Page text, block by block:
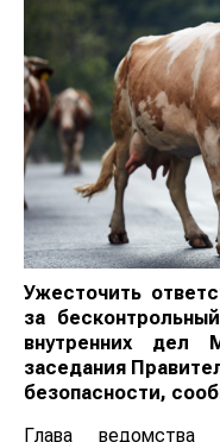
Ужесточить
за
внутренних дел
заседания
безопасности,
Глава ведомства